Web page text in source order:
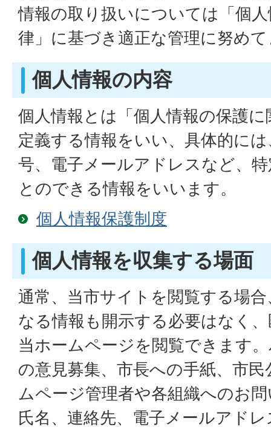
情報の取り扱いについては「個
律」に基づき適正な管理に努め
個人情報の内容
個人情報とは「個人情報の保護
定義する情報をいい、具体的に
号、電子メールアドレスなど、
とのできる情報をいいます。
個人情報保護制度
個人情報を収集する場面
通常、当市サイトを閲覧する場
なる情報も開示する必要はなく
当ホームページを閲覧できます
の意見募集、市長への手紙、市
ムページ管理者や各組織へのお
氏名、連絡先、電子メールアド